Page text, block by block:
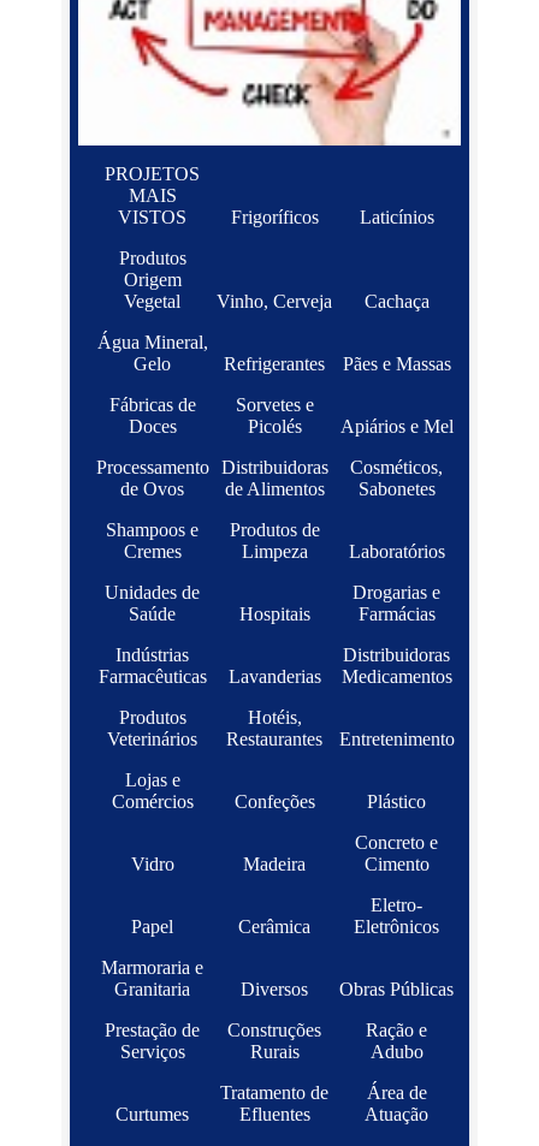
PROJETOS
MAIS
VISTOS
Frigoríficos
Laticínios
Produtos
Origem
Vegetal
Vinho, Cerveja
Cachaça
Água Mineral,
Gelo
Refrigerantes
Pães e Massas
Fábricas de
Doces
Sorvetes e
Picolés
Apiários e Mel
Processamento
de Ovos
Distribuidoras
de Alimentos
Cosméticos,
Sabonetes
Shampoos e
Cremes
Produtos de
Limpeza
Laboratórios
Unidades de
Saúde
Hospitais
Drogarias e
Farmácias
Indústrias
Farmacêuticas
Lavanderias
Distribuidoras
Medicamentos
Produtos
Veterinários
Hotéis,
Restaurantes
Entretenimento
Lojas e
Comércios
Confeções Plástico
Vidro Madeira
Concreto e
Cimento
Papel Cerâmica
Eletro-
Eletrônicos
Marmoraria e
Granitaria
Diversos
Obras Públicas
Prestação de
Serviços
Construções
Rurais
Ração e
Adubo
Curtumes
Tratamento de
Efluentes
Área de
Atuação